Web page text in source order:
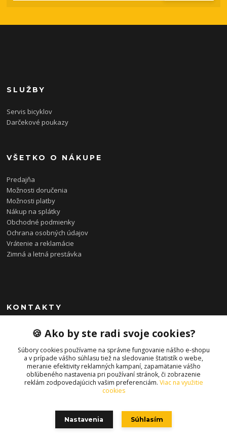
SLUŽBY
Servis bicyklov
Darčekové poukazy
VŠETKO O NÁKUPE
Predajňa
Možnosti doručenia
Možnosti platby
Nákup na splátky
Obchodné podmienky
Ochrana osobných údajov
Vrátenie a reklamácie
Zimná a letná prestávka
KONTAKTY
0948 085 857
(Ut-Pia 11-19 hod., So 09-14 hod.)
info@bonkybike.sk
🍪 Ako by ste radi svoje cookies?
Súbory cookies používame na správne fungovanie nášho e-shopu
a v prípade vášho súhlasu tiež na sledovanie štatistík o webe,
meranie efektivity reklamných kampaní, zapamätanie vášho
obľúbeného nastavenia pri používaní stránok, či zobrazenie
reklám zodpovedajúcich vašim preferenciám. Viac na využitie
cookies
Nastavenia Súhlasím